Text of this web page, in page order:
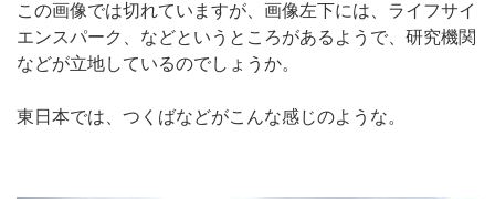
この画像では切れていますが、画像左下には、ライフサイ
エンスパーク、などというところがあるようで、研究機関
などが立地しているのでしょうか。
東日本では、つくばなどがこんな感じのような。